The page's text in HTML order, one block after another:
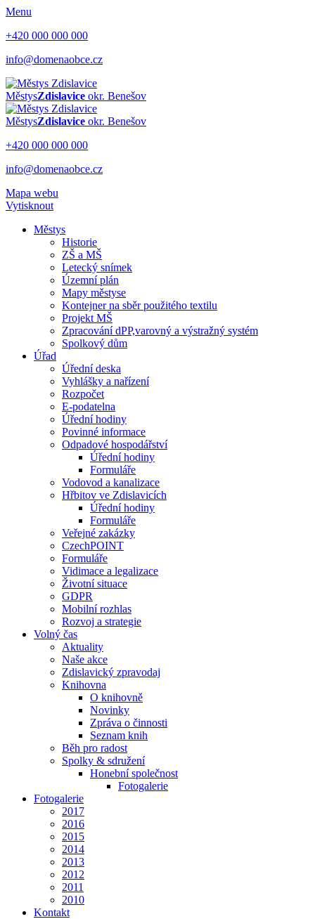
Menu
+420 000 000 000
info@domenaobce.cz
MěstysZdislavice okr. Benešov
MěstysZdislavice okr. Benešov
+420 000 000 000
info@domenaobce.cz
Mapa webu
Vytisknout
Městys
Historie
ZŠ a MŠ
Letecký snímek
Územní plán
Mapy městyse
Kontejner na sběr použitého textilu
Projekt MŠ
Zpracování dPP,varovný a výstražný systém
Spolkový dům
Úřad
Úřední deska
Vyhlášky a nařízení
Rozpočet
E-podatelna
Úřední hodiny
Povinné informace
Odpadové hospodářství
Úřední hodiny
Formuláře
Vodovod a kanalizace
Hřbitov ve Zdislavicích
Úřední hodiny
Formuláře
Veřejné zakázky
CzechPOINT
Formuláře
Vidimace a legalizace
Životní situace
GDPR
Mobilní rozhlas
Rozvoj a strategie
Volný čas
Aktuality
Naše akce
Zdislavický zpravodaj
Knihovna
O knihovně
Novinky
Zpráva o činnosti
Seznam knih
Běh pro radost
Spolky & sdružení
Honební společnost
Fotogalerie
Fotogalerie
2017
2016
2015
2014
2013
2012
2011
2010
Kontakt